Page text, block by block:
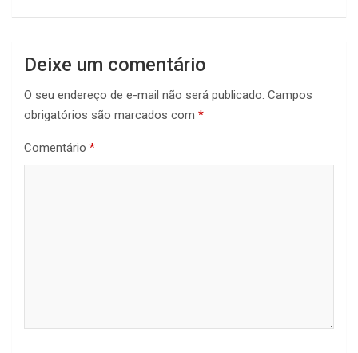
Deixe um comentário
O seu endereço de e-mail não será publicado. Campos
obrigatórios são marcados com *
Comentário *